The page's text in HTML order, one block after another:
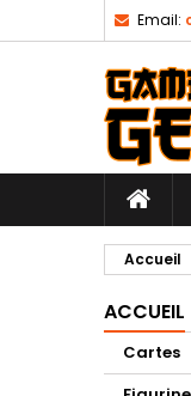
Email:
Accueil
ACCUEIL
Cartes